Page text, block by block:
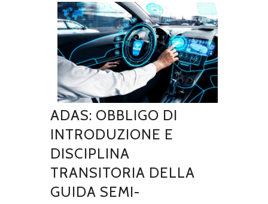
ADAS: OBBLIGO DI
INTRODUZIONE E
DISCIPLINA
TRANSITORIA DELLA
GUIDA SEMI-